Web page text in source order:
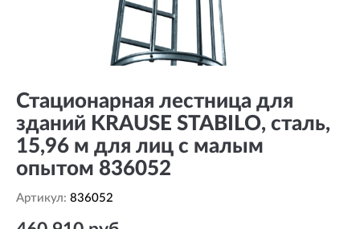
Стационарная лестница для
зданий KRAUSE STABILO, сталь,
15,96 м для лиц с малым
опытом 836052
Артикул: 836052